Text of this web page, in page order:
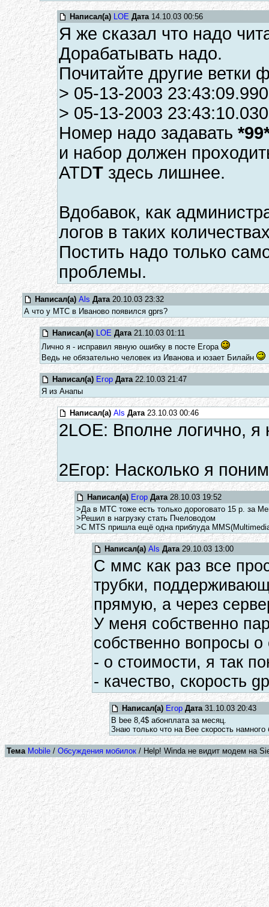
Написал(а) LOE Дата14.10.03 00:56
Я же сказал что надо
Дорабатывать надо.
Почитайте другие ветки
> 05-13-2003
> 05-13-2003
Номер надо задавать
и набор должен
ATDT здесь лишнее.
Вдобавок, как
логов в таких
Постить надо только
проблемы.
Написал(а) Als Дата20.10.03 23:32
А что у МТС в Иваново появился gprs?
Написал(а) LOE Дата21.10.03 01:11
Лично я - исправил явную ошибку в посте Егора
Ведь не обязательно человек из Иванова и юзает Билайн
Написал(а) Егор Дата22.10.03 21:47
Я из Анапы
Написал(а) Als Дата23.10.03 00:46
2LOE: Вполне логично, я
2Егор: Насколько я
Написал(а) Егор Дата28.10.03 19:52
>Да в МТС тоже есть только дороговато 15 р. за
>Решил в нагрузку стать Пчеловодом
>С MTS пришла ещё одна приблуда
Написал(а) Als Дата29.10.03 13:00
С ммс как раз все
трубки,
прямую, а через
У меня собственно
собственно вопросы
- о стоимости, я так
- качество, скорость
Написал(а) Егор Дата31.10.03 20:43
В bee 8,4$ абонплата за месяц.
Знаю только что на Bee скорость
Тема Mobile / Обсуждения мобилок / Help! Winda не видит модем на